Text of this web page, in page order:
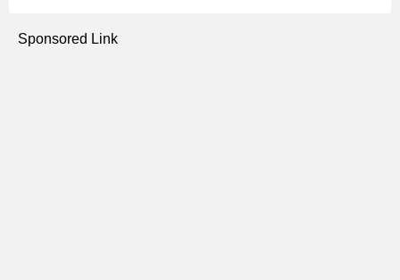
Sponsored Link